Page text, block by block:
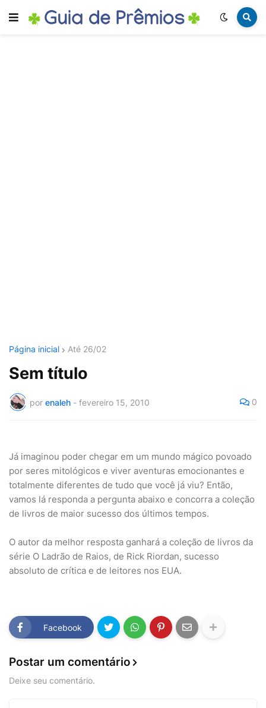
Página inicial Até 26/02
Sem título
por enaleh - fevereiro 15, 2010 0
Já imaginou poder chegar em um mundo mágico povoado
por seres mitológicos e viver aventuras emocionantes e
totalmente diferentes de tudo que você já viu? Então,
vamos lá responda a pergunta abaixo e concorra a coleção
de livros de maior sucesso dos últimos tempos.
O autor da melhor resposta ganhará a coleção de livros da
série O Ladrão de Raios, de Rick Riordan, sucesso
absoluto de crítica e de leitores nos EUA.
Facebook
Postar um comentário
Deixe seu comentário.